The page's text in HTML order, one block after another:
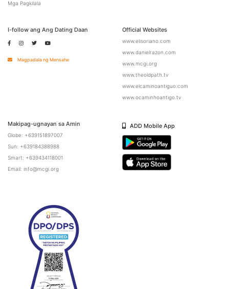
Mga Pagkilala
I-follow ang Ang Dating Daan
Magpadala ng Mensahe
Official Websites
www.elisoriano.com
www.danielrazon.com
www.mcgi.org
www.theoldpath.tv
www.elcaminoantiguo.com
www.ocaminhoantigo.tv
Makipag-ugnayan sa Amin
Globe: +639151897007
Sun: +639184388988
Smart: +639434118001
Email: info@mcgi.org
ADD Mobile App